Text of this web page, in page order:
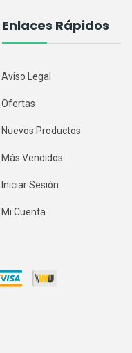
Enlaces Rápidos
Aviso Legal
Ofertas
Nuevos Productos
Más Vendidos
Iniciar Sesión
Mi Cuenta